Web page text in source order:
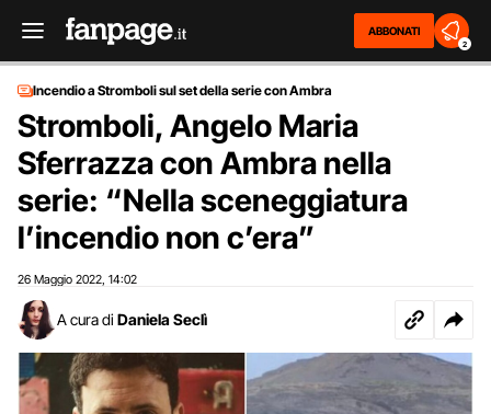
ABBONATI
2
Incendio a Stromboli sul set della serie con Ambra
Stromboli, Angelo Maria
Sferrazza con Ambra nella
serie: “Nella sceneggiatura
l’incendio non c’era”
26 Maggio 2022 14:02
A cura di Daniela Seclì